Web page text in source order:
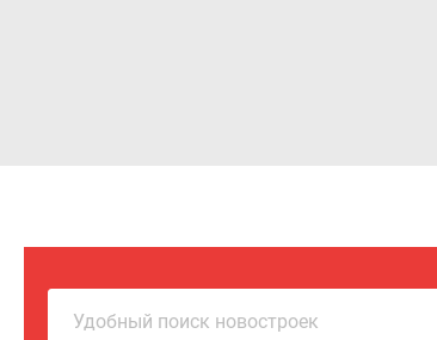
Удобный поиск новостроек